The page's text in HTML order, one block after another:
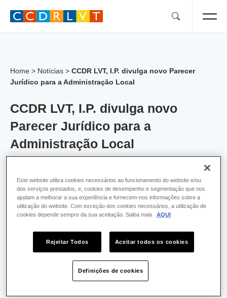
Home > Notícias > CCDR LVT, I.P. divulga novo Parecer
Jurídico para a Administração Local
CCDR LVT, I.P. divulga novo
Parecer Jurídico para a
Administração Local
A Direção de Serviços de Apoio Jurídico e à Administração Local
(DSAJAL) divulga:
1/2023
Eleitos Locais
inteiro. Opção pela remuneração base do lugar de origem.
Este website utiliza cookies necessários ao funcionamento do website e/ou
dos serviços prestados, e, cookies de desempenho e segmentação que nos
ajudam a melhorar a sua experiência e fornecem-nos informações sobre a
utilização do website. Com exceção dos cookies necessários, a utilização de
cookies depende sempre da sua aceitação. Saiba mais
AQUI
Rejeitar Todos Aceitar todos os cookies
Definições de cookies